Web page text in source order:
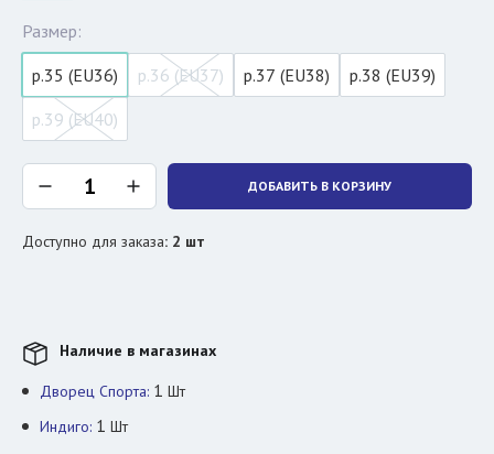
Размер:
р.35 (EU36)
р.36 (EU37) р.37 (EU38)
р.38 (EU39)
р.39 (EU40)
ДОБАВИТЬ В КОРЗИНУ
Доступно для заказа: 2 шт
Наличие в магазинах
Дворец Спорта: 1 Шт
Индиго: 1 Шт